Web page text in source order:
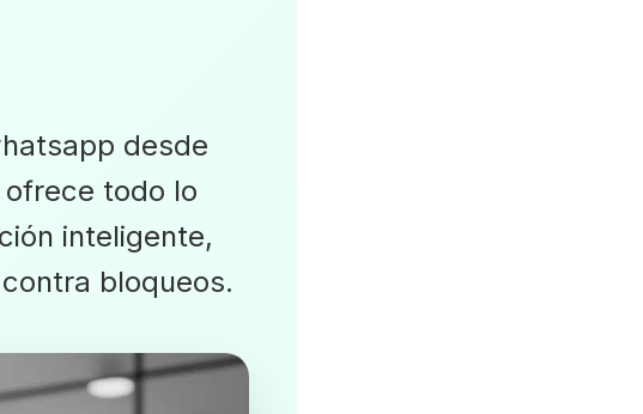
desde
todo lo
inteligente,
bloqueos.